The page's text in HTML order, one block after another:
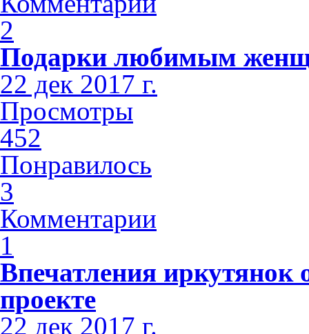
2
Подарки любимым
22 дек 2017 г.
Просмотры
452
Понравилось
3
Комментарии
1
Впечатления иркутянок
проекте
22 дек 2017 г.